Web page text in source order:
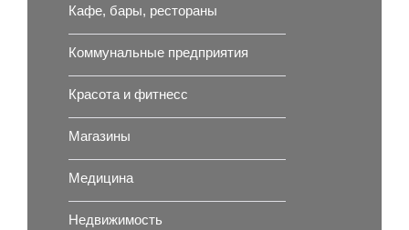
Кафе, бары, рестораны
Коммунальные предприятия
Красота и фитнесс
Магазины
Медицина
Недвижимость